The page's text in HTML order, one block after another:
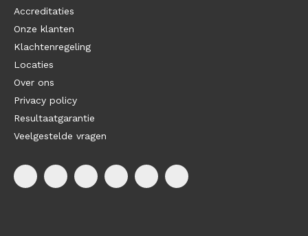
Accreditaties
Onze klanten
Klachtenregeling
Locaties
Over ons
Privacy policy
Resultaatgarantie
Veelgestelde vragen